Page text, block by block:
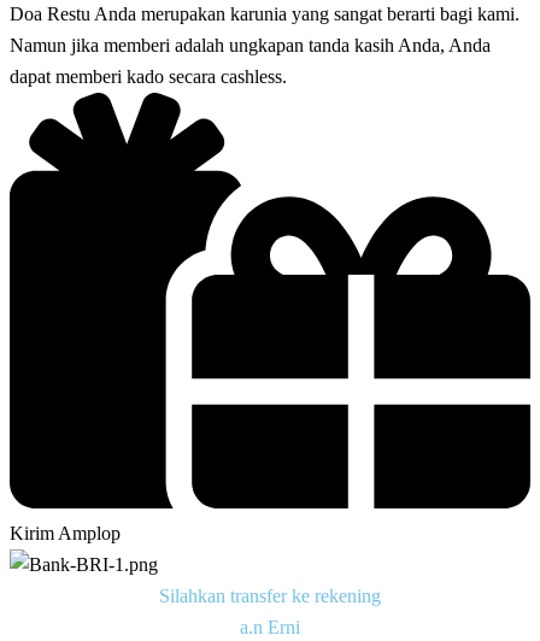
Doa Restu Anda merupakan karunia yang sangat berarti bagi kami.
Namun jika memberi adalah ungkapan tanda kasih Anda, Anda
dapat memberi kado secara cashless.
Kirim Amplop
Silahkan transfer ke rekening
a.n Erni